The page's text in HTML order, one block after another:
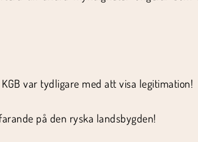
var tydligare med att visa legitimation!
på den ryska landsbygden!